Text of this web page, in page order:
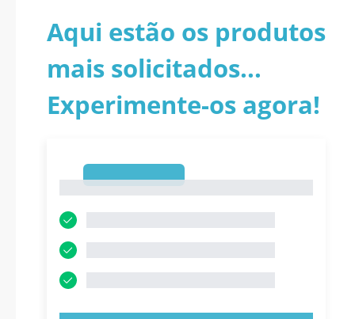
Aqui estão os produtos
mais solicitados...
Experimente-os agora!